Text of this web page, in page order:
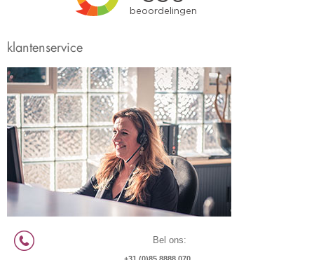
klantenservice
Bel ons: